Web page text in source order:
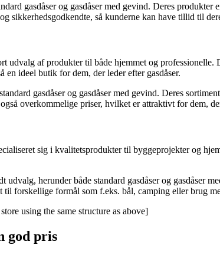
gasdåser og gasdåser med gevind. Deres
sikkerhedsgodkendte, så kunderne kan have tillid til
udvalg af produkter til både hjemmet og
ideel butik for dem, der leder efter gasdåser.
gasdåser og gasdåser med gevind. Deres
overkommelige priser, hvilket er attraktivt for dem,
sig i kvalitetsprodukter til byggeprojekter og
herunder både standard gasdåser og gasdåser
til forskellige formål som f.eks. bål, camping eller brug
using the same structure as above]
god pris